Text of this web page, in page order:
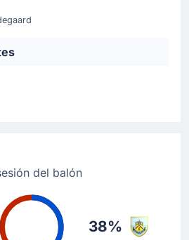
por Kai Havertz en Arsenal FC.
a Riccardo Calafiori por Piero
del balón
38%